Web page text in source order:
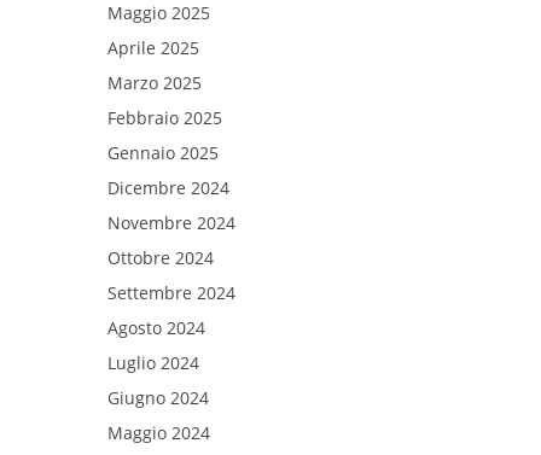
Maggio 2025
Aprile 2025
Marzo 2025
Febbraio 2025
Gennaio 2025
Dicembre 2024
Novembre 2024
Ottobre 2024
Settembre 2024
Agosto 2024
Luglio 2024
Giugno 2024
Maggio 2024